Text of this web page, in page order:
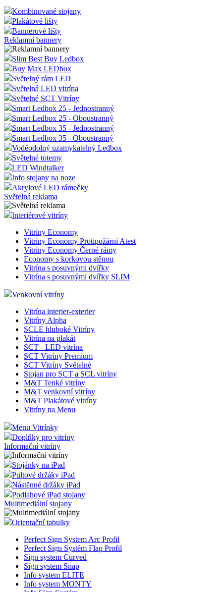
Kombinované stojany
Plakátové lišty
Bannerové lišty
Reklamní bannery
Slim Best Buy Ledbox
Buy Max LEDbox
Světelný rám LED
Světelná LED vitrína
Světelné SCT Vitríny
Smart Ledbox 25 - Jednostranný
Smart Ledbox 25 - Oboustranný
Smart Ledbox 35 - Jednostranný
Smart Ledbox 35 - Oboustranný
Voděodolný uzamykatelný Ledbox
Světelné totemy
LED Windtalker
Info stojany na noze
Akrylové LED rámečky
Světelná reklama
Interiérové vitríny
Vitríny Economy
Vitríny Economy Protipožární Atest
Vitríny Economy Černé rámy
Economy s korkovou stěnou
Vitrína s posuvnými dvířky
Vitrína s posuvnými dvířky SLIM
Venkovní vitríny
Vitrína interier-exterier
Vitríny Alpha
SCLE hluboké Vitríny
Vitrína na plakát
SCT - LED vitrína
SCT Vitríny Premium
SCT Vitríny Světelné
Stojan pro SCT a SCL vitríny
M&T Tenké vitríny
M&T venkovní vitríny
M&T Plakátové vitríny
Vitríny na Menu
Menu Vitrínky
Doplňky pro vitríny
Informační vitríny
Stojánky na iPad
Pultové držáky iPad
Nástěnné držáky iPad
Podlahové iPad stojany
Multimediální stojany
Orientační tabulky
Perfect Sign System Arc Profil
Perfect Sign Systém Flap Profil
Sign system Curved
Sign system Snap
Info system ELITE
Info system MONTY